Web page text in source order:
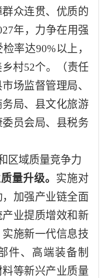
众连贯、优质的
年，力争在用强
检率达90%以上，
村52个。 （责任
市场监督管理局、
务局、 县文化旅游
员会局、 县税务
区域质量竞争力
量升级。 实施对
加强产业链全面
业提质增效和新
实施新一代信息技
件、高端装备制
等新兴产业质量